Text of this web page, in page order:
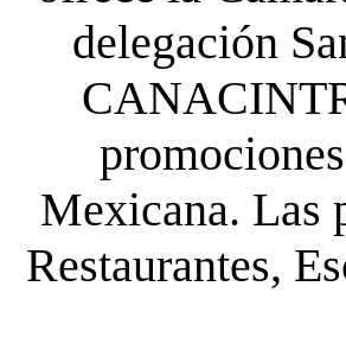
delegación
Mexicana. Las
Restaurantes,